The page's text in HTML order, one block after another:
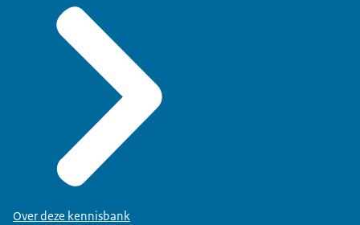
Over deze kennisbank